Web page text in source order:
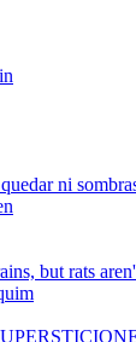
ni
but rats